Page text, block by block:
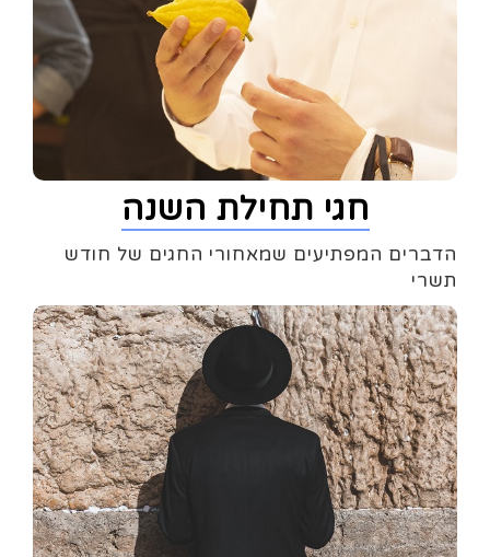
חגי תחילת השנה
הדברים המפתיעים שמאחורי החגים של חודש
תשרי